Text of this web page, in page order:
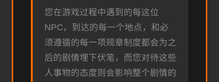
您在游戏过程中遇到的每这位
NPC，到达的每一个地点，和必
须遵循的每一项规章制度都会为之
后的剧情埋下伏笔，而您对待这些
人事物的态度则会影响整个剧情的